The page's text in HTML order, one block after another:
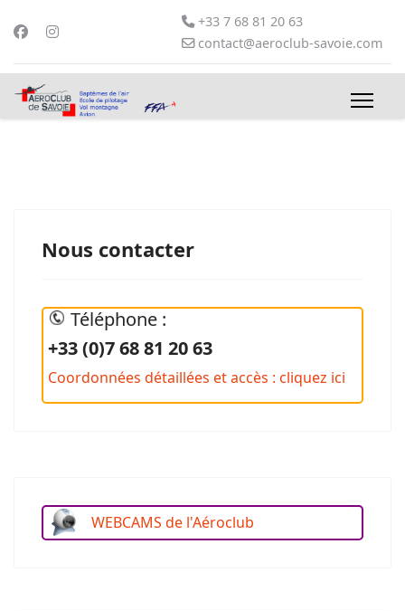
+33 7 68 81 20 63
contact@aeroclub-savoie.com
Nous contacter
Téléphone :
+33 (0)7 68 81 20 63
Coordonnées détaillées et accès : cliquez ici
WEBCAMS de l'Aéroclub